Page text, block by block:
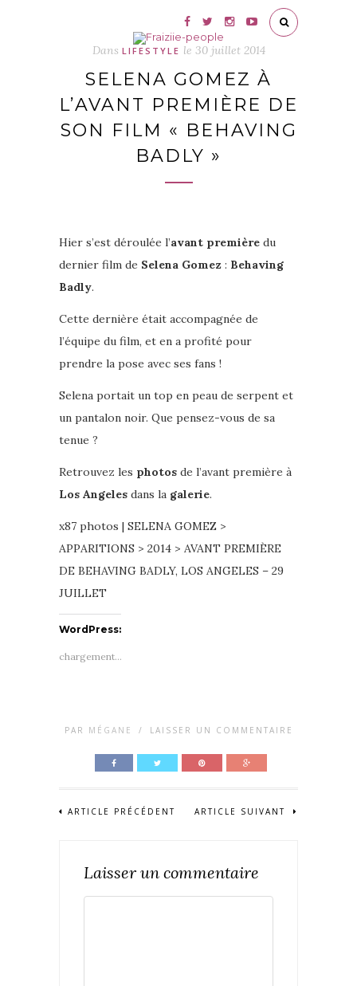
Dans LIFESTYLE le 30 juillet 2014
SELENA GOMEZ À
L’AVANT PREMIÈRE DE
SON FILM « BEHAVING
BADLY »
Hier s’est déroulée l’avant première du
dernier film de Selena Gomez : Behaving
Badly.
Cette dernière était accompagnée de
l’équipe du film, et en a profité pour
prendre la pose avec ses fans !
Selena portait un top en peau de serpent et
un pantalon noir. Que pensez-vous de sa
tenue ?
Retrouvez les photos de l’avant première à
Los Angeles dans la galerie.
x87 photos | SELENA GOMEZ >
APPARITIONS > 2014 > AVANT PREMIÈRE
DE BEHAVING BADLY, LOS ANGELES – 29
JUILLET
WordPress:
chargement…
PAR MÉGANE / LAISSER UN COMMENTAIRE
ARTICLE PRÉCÉDENT ARTICLE SUIVANT
Laisser un commentaire